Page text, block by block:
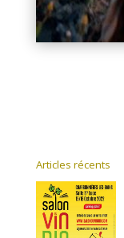
Articles récents